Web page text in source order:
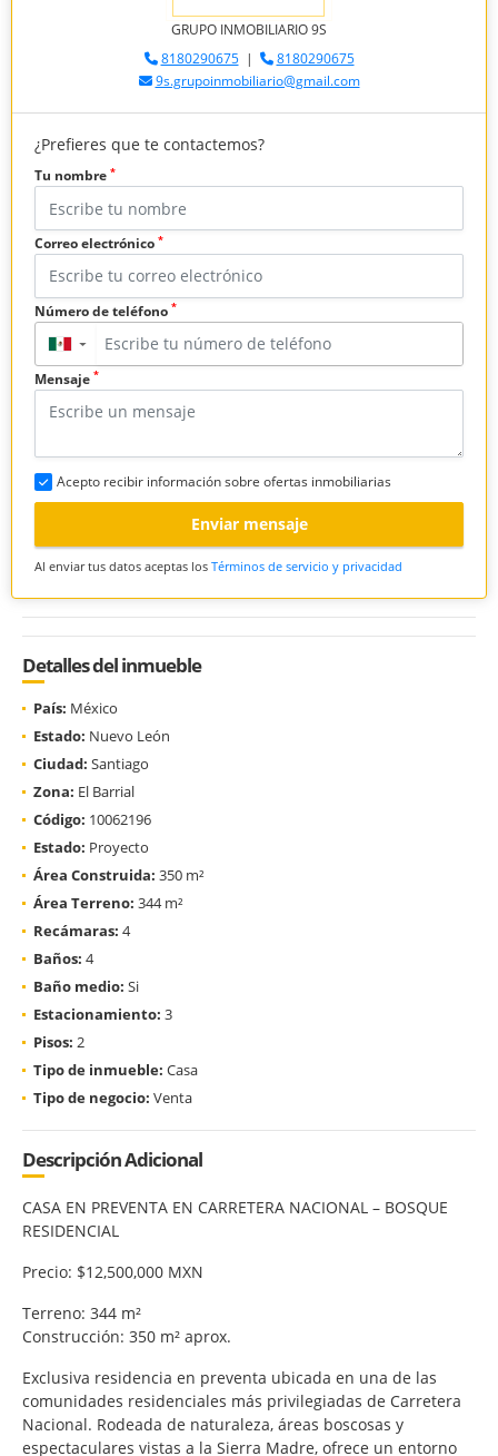
GRUPO INMOBILIARIO 9S
8180290675|
8180290675
9s.grupoinmobiliario@gmail.com
¿Prefieres que te contactemos?
Tu nombre *
Correo electrónico *
Número de teléfono *
▼
Mensaje *
Acepto recibir información sobre ofertas inmobiliarias
Enviar mensaje
Al enviar tus datos aceptas los Términos de servicio y privacidad
Detalles del inmueble
País: México
Estado: Nuevo León
Ciudad: Santiago
Zona: El Barrial
Código: 10062196
Estado: Proyecto
Área Construida: 350 m²
Área Terreno: 344 m²
Recámaras: 4
Baños: 4
Baño medio: Si
Estacionamiento: 3
Pisos: 2
Tipo de inmueble: Casa
Tipo de negocio: Venta
Descripción Adicional
CASA EN PREVENTA EN CARRETERA NACIONAL – BOSQUE
RESIDENCIAL
Precio: $12,500,000 MXN
Terreno: 344 m²
Construcción: 350 m² aprox.
Exclusiva residencia en preventa ubicada en una de las
comunidades residenciales más privilegiadas de Carretera
Nacional. Rodeada de naturaleza, áreas boscosas y
espectaculares vistas a la Sierra Madre, ofrece un entorno